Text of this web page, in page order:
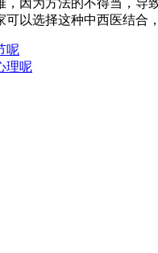
以选择这种中西医结合
呢
理呢